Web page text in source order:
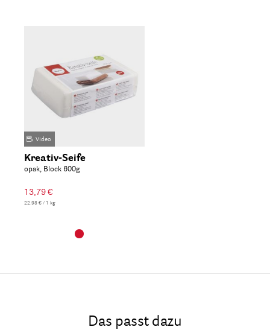
Video
Kreativ-Seife
opak, Block 600g
13,79 €
22,98 € / 1 kg
Das passt dazu